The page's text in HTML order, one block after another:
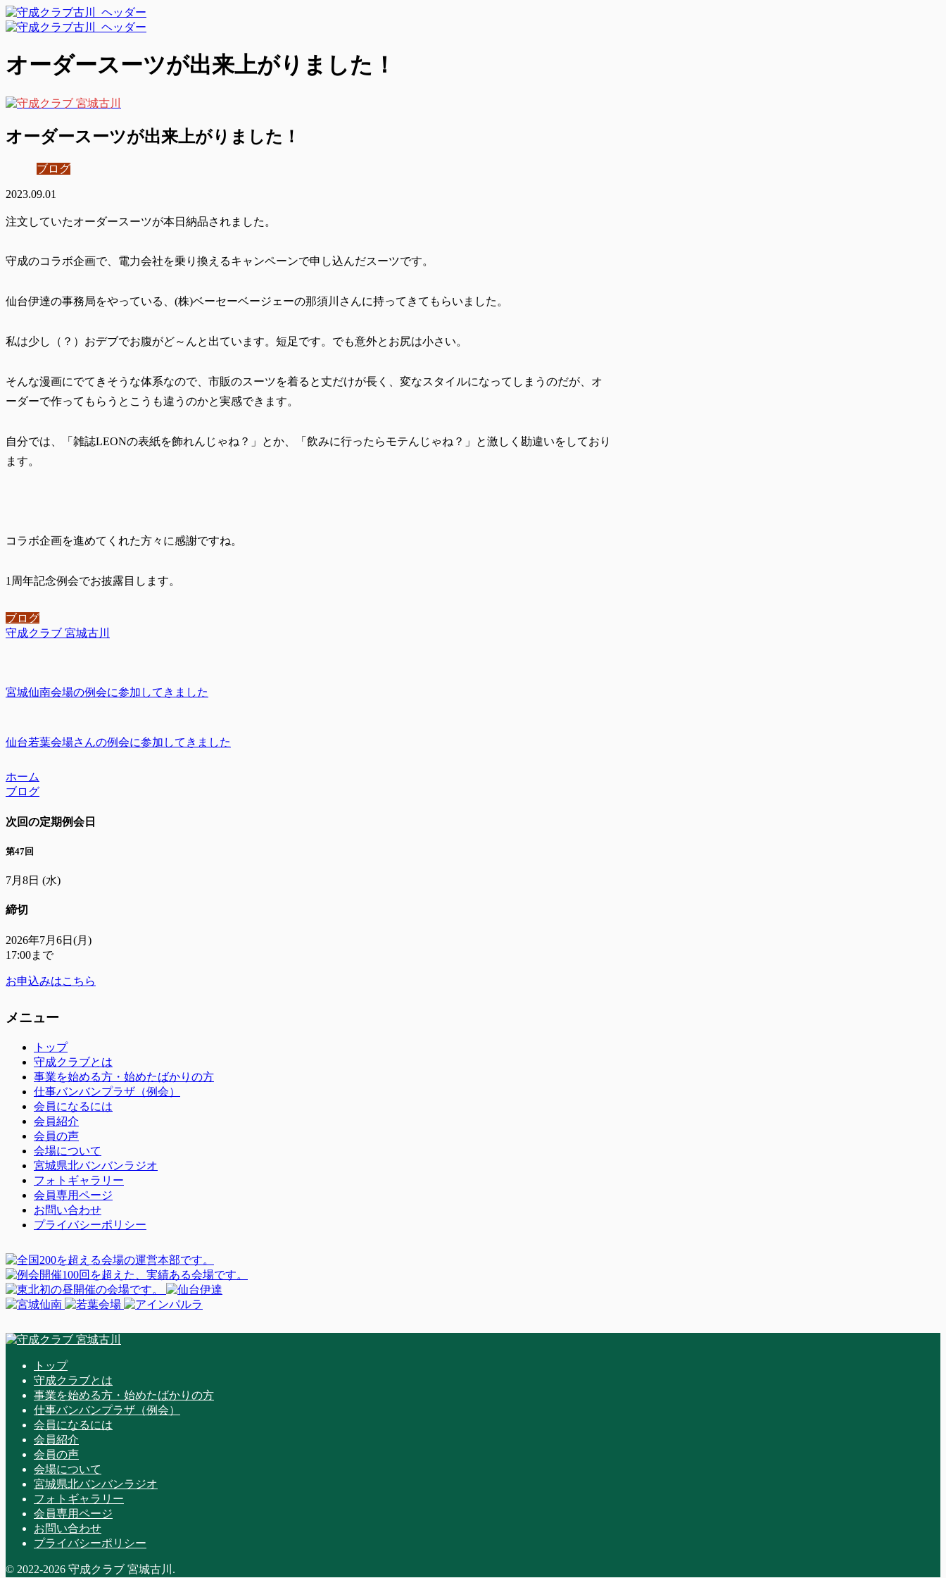
オーダースーツが出来上がりました！
オーダースーツが出来上がりました！
ブログ
2023.09.01
注文していたオーダースーツが本日納品されました。
守成のコラボ企画で、電力会社を乗り換えるキャンペーンで申し込んだスーツです。
仙台伊達の事務局をやっている、(株)ベーセーベージェーの那須川さんに持ってきてもらいました。
私は少し（？）おデブでお腹がど～んと出ています。短足です。でも意外とお尻は小さい。
そんな漫画にでてきそうな体系なので、市販のスーツを着ると丈だけが長く、変なスタイルになってしまうのだが、オ
ーダーで作ってもらうとこうも違うのかと実感できます。
自分では、「雑誌LEONの表紙を飾れんじゃね？」とか、「飲みに行ったらモテんじゃね？」と激しく勘違いをしており
ます。
コラボ企画を進めてくれた方々に感謝ですね。
1周年記念例会でお披露目します。
ブログ
守成クラブ 宮城古川
宮城仙南会場の例会に参加してきました
仙台若葉会場さんの例会に参加してきました
ホーム
ブログ
次回の定期例会日
第47回
7月8日 (水)
締切
2026年7月6日(月)
17:00まで
お申込みはこちら
メニュー
トップ
守成クラブとは
事業を始める方・始めたばかりの方
仕事バンバンプラザ（例会）
会員になるには
会員紹介
会員の声
会場について
宮城県北バンバンラジオ
フォトギャラリー
会員専用ページ
お問い合わせ
プライバシーポリシー
トップ
守成クラブとは
事業を始める方・始めたばかりの方
仕事バンバンプラザ（例会）
会員になるには
会員紹介
会員の声
会場について
宮城県北バンバンラジオ
フォトギャラリー
会員専用ページ
お問い合わせ
プライバシーポリシー
© 2022-2026 守成クラブ 宮城古川.